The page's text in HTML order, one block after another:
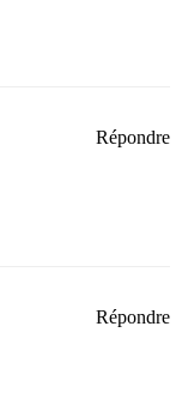
Répondre
Répondre